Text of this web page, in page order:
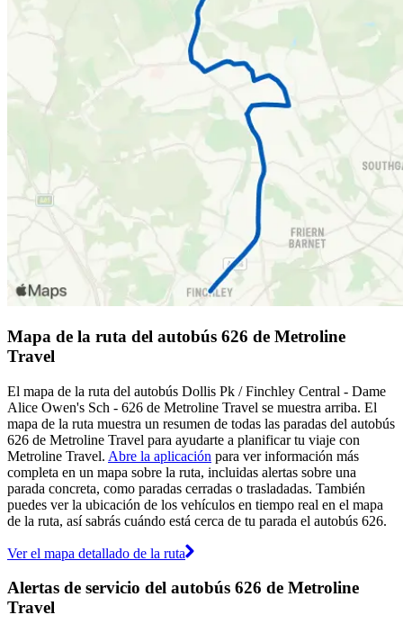
Mapa de la ruta del autobús 626 de Metroline
Travel
El mapa de la ruta del autobús Dollis Pk / Finchley Central - Dame
Alice Owen's Sch - 626 de Metroline Travel se muestra arriba. El
mapa de la ruta muestra un resumen de todas las paradas del autobús
626 de Metroline Travel para ayudarte a planificar tu viaje con
Metroline Travel. Abre la aplicación para ver información más
completa en un mapa sobre la ruta, incluidas alertas sobre una
parada concreta, como paradas cerradas o trasladadas. También
puedes ver la ubicación de los vehículos en tiempo real en el mapa
de la ruta, así sabrás cuándo está cerca de tu parada el autobús 626.
Ver el mapa detallado de la ruta
Alertas de servicio del autobús 626 de Metroline
Travel